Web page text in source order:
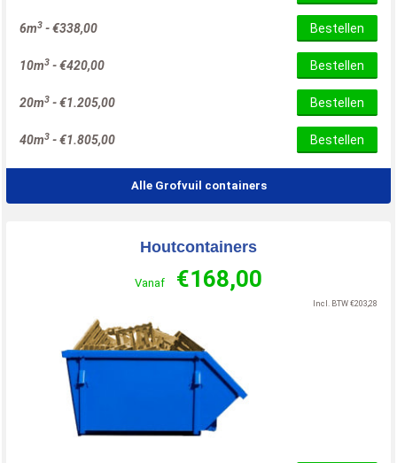
6m3 -€338,00 Bestellen
10m3 -€420,00 Bestellen
20m3 -€1.205,00 Bestellen
40m3 -€1.805,00 Bestellen
Alle Grofvuil containers
Houtcontainers
Vanaf €168,00
Incl. BTW €203,28